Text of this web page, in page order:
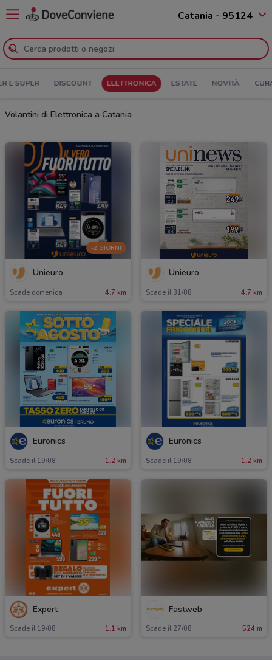
Catania - 95124
E SUPER DISCOUNT ELETTRONICA ESTATE NOVITÀ
Volantini di Elettronica a Catania
-2 GIORNI
Unieuro
Scade domenica 4.7 km
Unieuro
Scade il 31/08 4.7 km
Euronics
Scade il 19/08 1.2 km
Euronics
Scade il 19/08 1.2 km
Expert
Scade il 19/08 1.1 km
Fastweb
Scade il 27/08 524 m